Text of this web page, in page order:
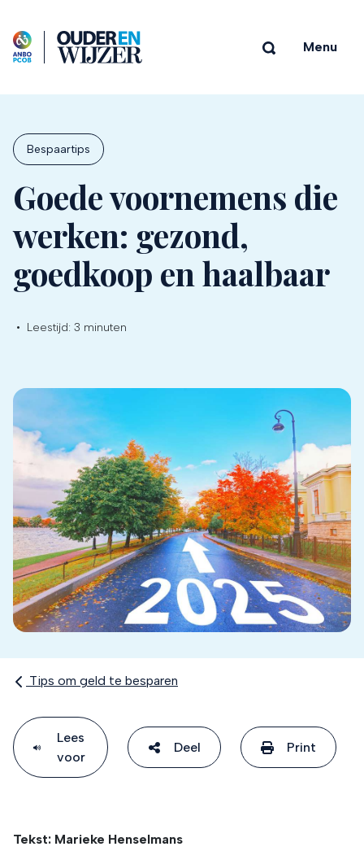
Menu
Bespaartips
Goede voornemens die
werken: gezond,
goedkoop en haalbaar
• Leestijd: 3 minuten
Tips om geld te besparen
Lees
voor
Deel Print
Tekst: Marieke Henselmans